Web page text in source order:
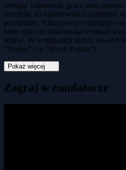
Sterując bohaterem, gracz musi
strzelając do nazistowskich żołnierzy,
przedmioty. Kluczowe jest
które służą do hakowania terminali
sejfów. W terminalach ukryto nawet
"Tetrisa" czy "Moon Patrola").
Pokaż więcej
Zagraj w emulatorze